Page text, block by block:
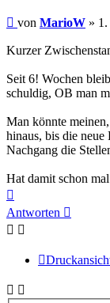
Beitrag
von MarioW »
Kurzer
Seit 6! Wochen
schuldig, OB man
Man könnte
hinaus, bis die neue
Nachgang die
Hat damit schon
oben
Antworten